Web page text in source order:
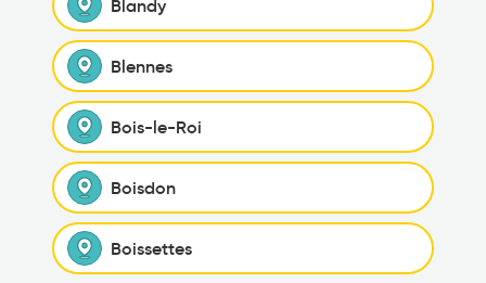
Blandy
Blennes
Bois-le-Roi
Boisdon
Boissettes